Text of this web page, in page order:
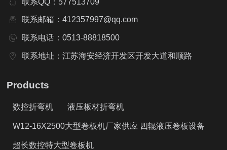
联系邮箱：412357997@qq.com
联系电话：0513-88818500
联系地址：江苏海安经济开发区开发大道和顺路
Products
数控折弯机 液压板材折弯机
W12-16X2500大型卷板机厂家供应 四辊液压卷板设备
超长数控特大型卷板机